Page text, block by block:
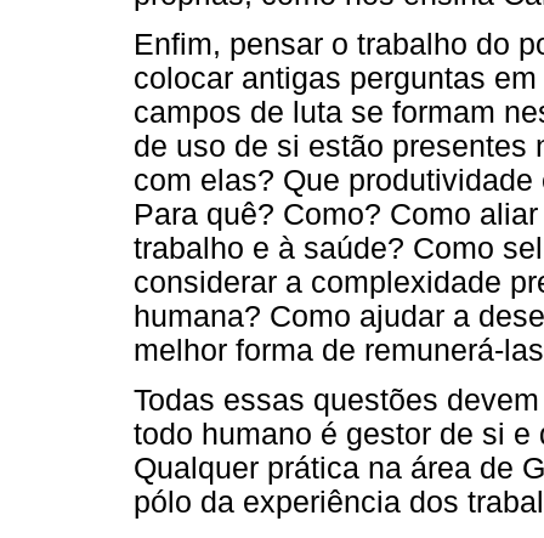
Enfim, pensar o trabalho do
colocar antigas perguntas
campos de luta se formam
de uso de si estão presentes
com elas? Que
Para quê? Como? Como
trabalho e à saúde? Como
considerar a complexidade
humana? Como ajudar a
melhor forma de remunerá-
Todas essas questões
todo humano é gestor de si
Qualquer prática na área de
pólo da experiência dos